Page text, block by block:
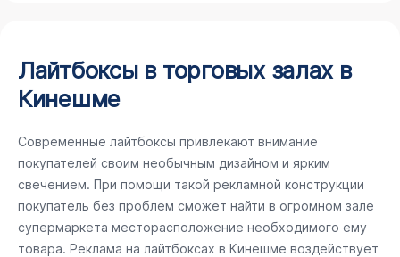
Лайтбоксы в торговых залах в
Кинешме
Современные лайтбоксы привлекают внимание
покупателей своим необычным дизайном и ярким
свечением. При помощи такой рекламной конструкции
покупатель без проблем сможет найти в огромном зале
супермаркета месторасположение необходимого ему
товара. Реклама на лайтбоксах в Кинешме воздействует